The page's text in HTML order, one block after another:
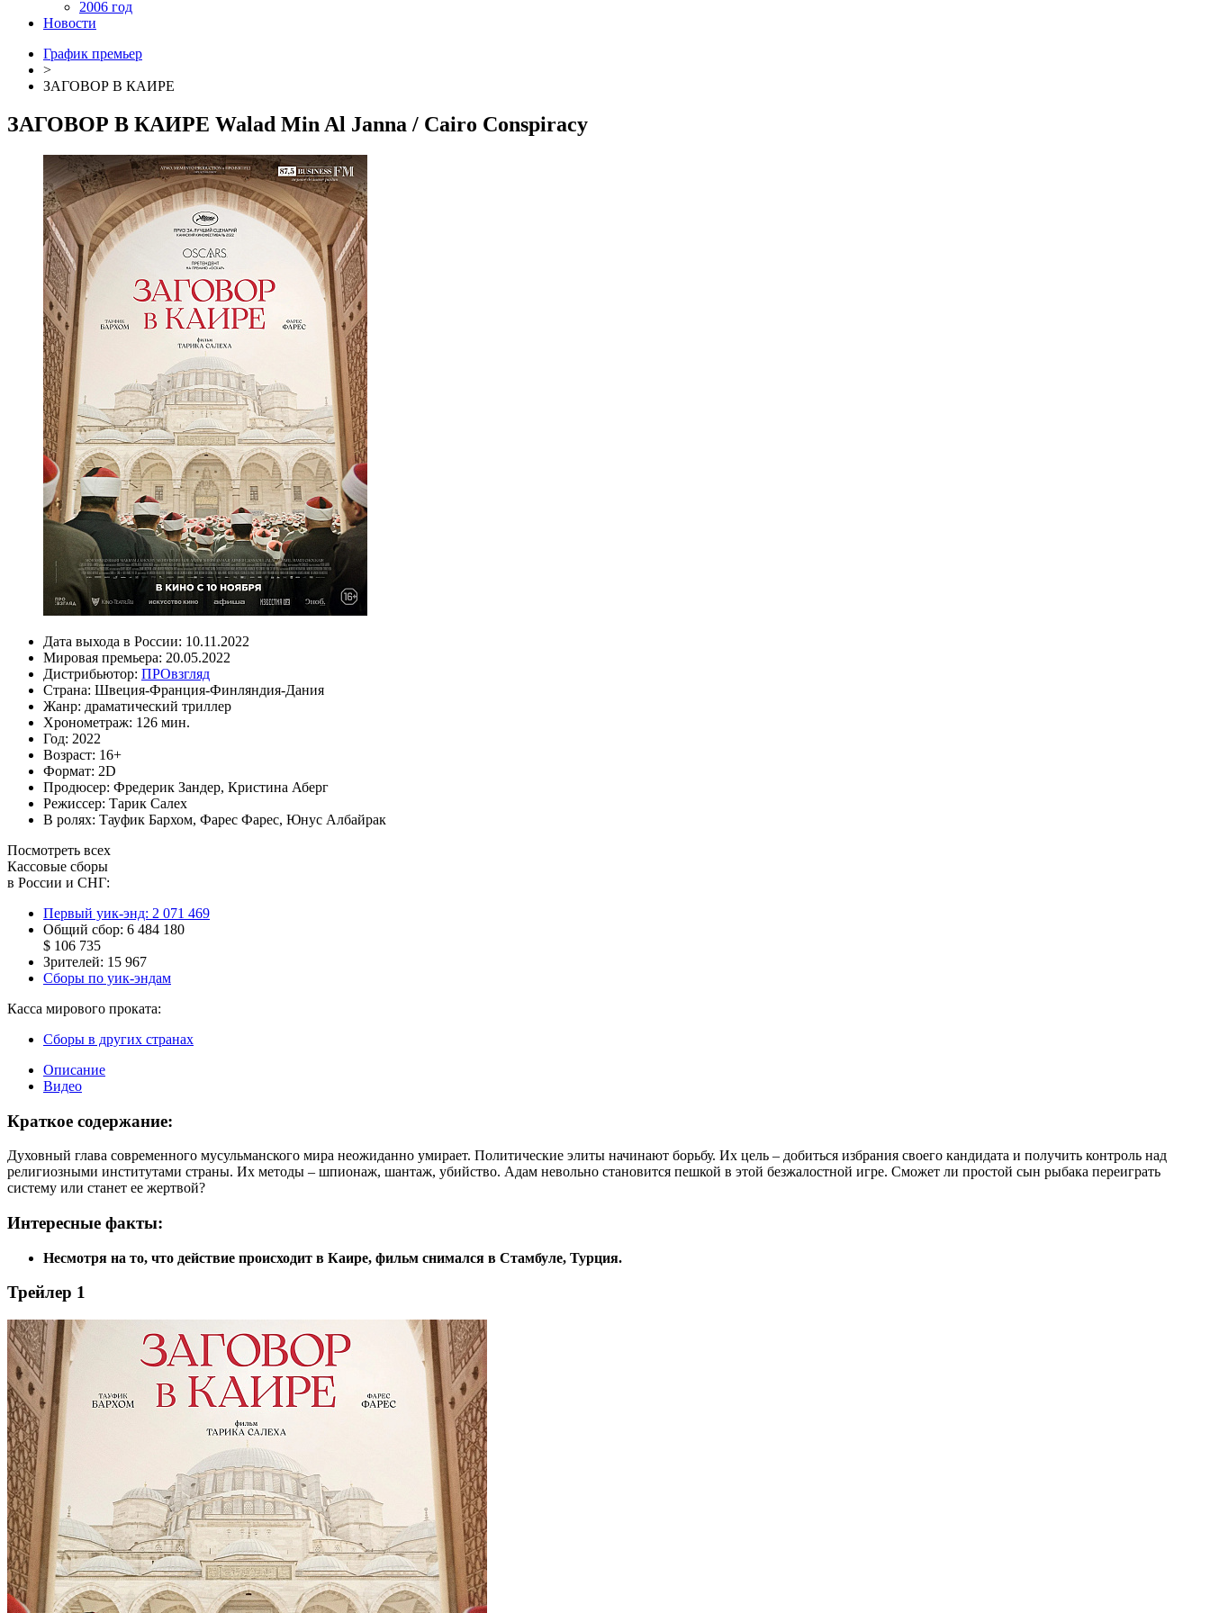
2006 год
Новости
График премьер
>
ЗАГОВОР В КАИРЕ
ЗАГОВОР В КАИРЕ Walad Min Al Janna / Cairo Conspiracy
Дата выхода в России: 10.11.2022
Мировая премьера: 20.05.2022
Дистрибьютор: ПРОвзгляд
Страна: Швеция-Франция-Финляндия-Дания
Жанр: драматический триллер
Хронометраж: 126 мин.
Год: 2022
Возраст: 16+
Формат: 2D
Продюсер: Фредерик Зандер, Кристина Аберг
Режиссер: Тарик Салех
В ролях: Тауфик Бархом, Фарес Фарес, Юнус Албайрак
Посмотреть всех
Кассовые сборы
в России и СНГ:
Первый уик-энд: 2 071 469
Общий сбор: 6 484 180
$ 106 735
Зрителей: 15 967
Сборы по уик-эндам
Касса мирового проката:
Сборы в других странах
Описание
Видео
Краткое содержание:
Духовный глава современного мусульманского мира неожиданно умирает. Политические элиты начинают борьбу. Их цель – добиться избрания своего кандидата и получить контроль над
религиозными институтами страны. Их методы – шпионаж, шантаж, убийство. Адам невольно становится пешкой в этой безжалостной игре. Сможет ли простой сын рыбака переиграть
систему или станет ее жертвой?
Интересные факты:
Несмотря на то, что действие происходит в Каире, фильм снимался в Стамбуле, Турция.
Трейлер 1